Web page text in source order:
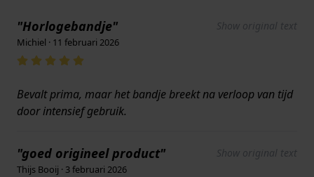
"Horlogebandje" Show original text
Michiel · 11 februari 2026
Bevalt prima, maar het bandje breekt na verloop van tijd
door intensief gebruik.
"goed origineel product" Show original text
Thijs Booij · 3 februari 2026